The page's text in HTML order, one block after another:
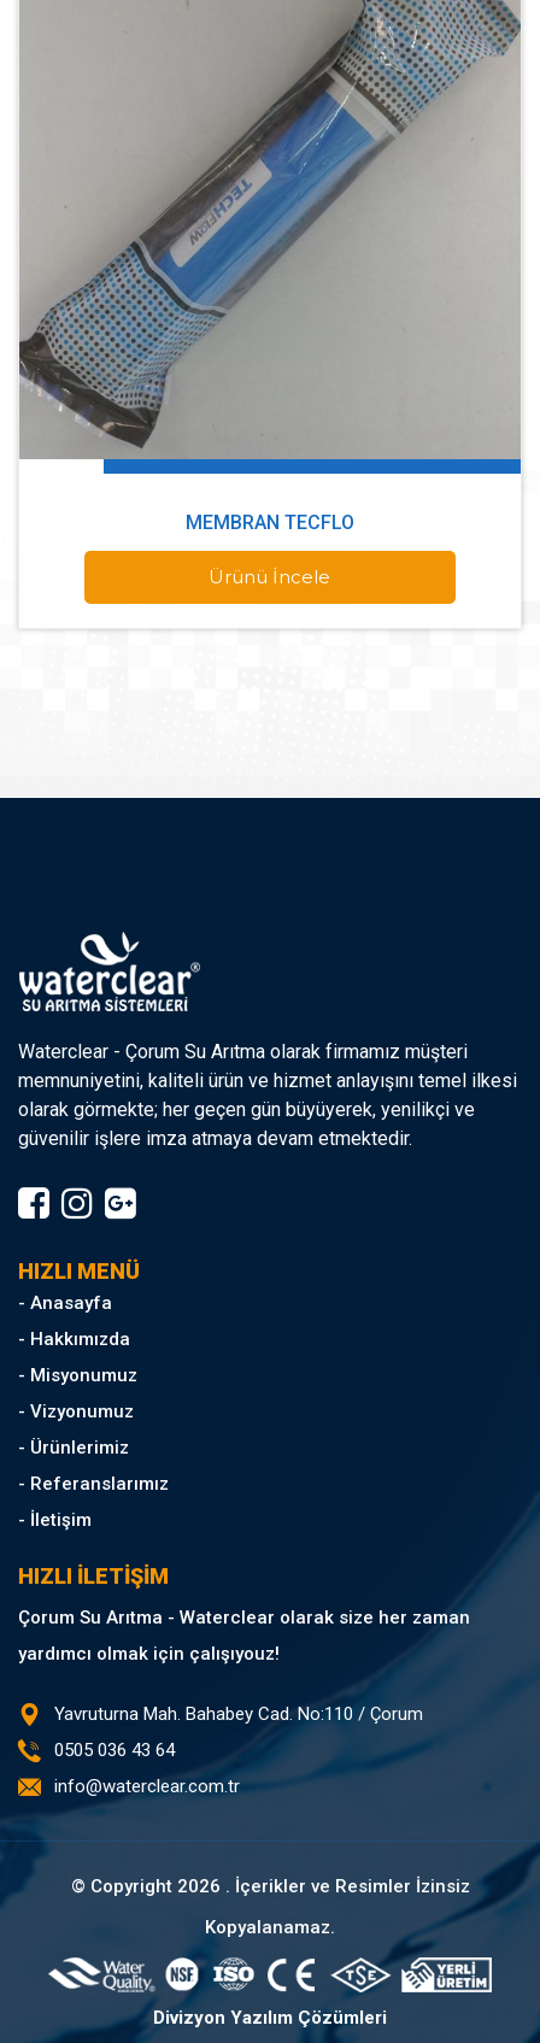
MEMBRAN TECFLO
Ürünü İncele
Waterclear - Çorum Su Arıtma olarak firmamız müşteri
memnuniyetini, kaliteli ürün ve hizmet anlayışını temel ilkesi
olarak görmekte; her geçen gün büyüyerek, yenilikçi ve
güvenilir işlere imza atmaya devam etmektedir.
HIZLI MENÜ
- Anasayfa
- Hakkımızda
- Misyonumuz
- Vizyonumuz
- Ürünlerimiz
- Referanslarımız
- İletişim
HIZLI İLETİŞİM
Çorum Su Arıtma - Waterclear olarak size her zaman
yardımcı olmak için çalışıyouz!
Yavruturna Mah. Bahabey Cad. No:110 / Çorum
0505 036 43 64
info@waterclear.com.tr
© Copyright 2026 . İçerikler ve Resimler İzinsiz
Kopyalanamaz.
Divizyon Yazılım Çözümleri